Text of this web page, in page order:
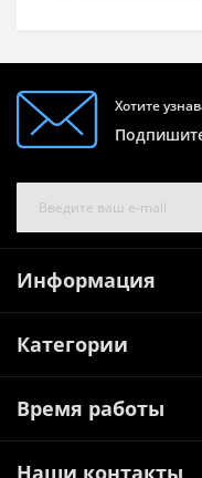
Хотите
Информация
Категории
Время работы
Наши контакты